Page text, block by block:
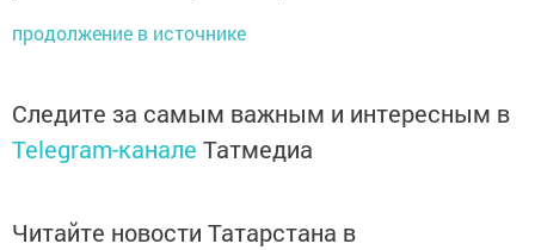
продолжение в источнике
Следите за самым важным и интересным в
Telegram-канале Татмедиа
Читайте новости Татарстана в